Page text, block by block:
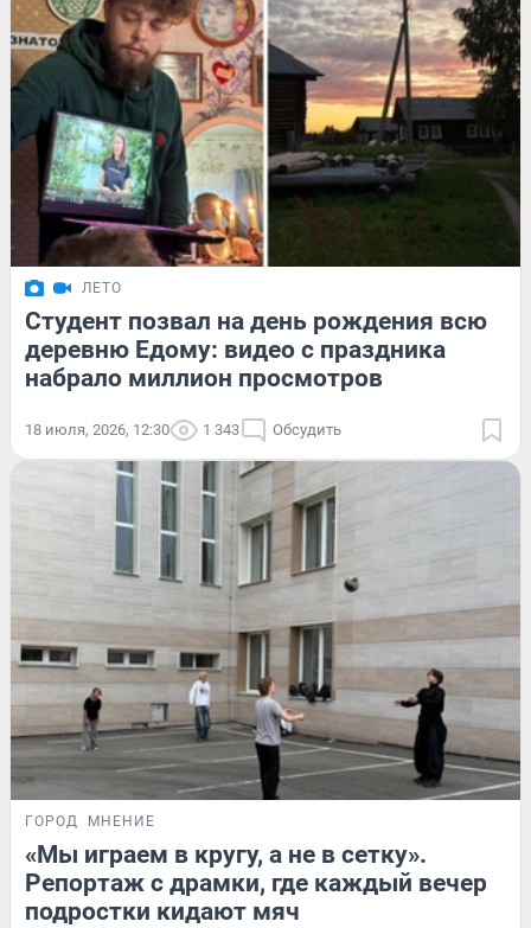
ЛЕТО
Студент позвал на день рождения всю
деревню Едому: видео с праздника
набрало миллион просмотров
18 июля, 2026, 12:30 1 343 Обсудить
ГОРОД МНЕНИЕ
«Мы играем в кругу, а не в сетку».
Репортаж с драмки, где каждый вечер
подростки кидают мяч